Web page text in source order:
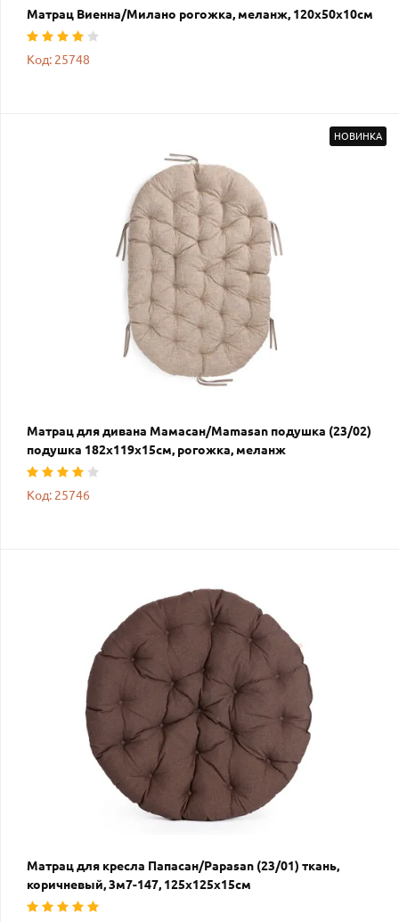
Матрац Виенна/Милано рогожка, меланж, 120х50х10см
Код: 25748
НОВИНКА
Матрац для дивана Мамасан/Mamasan подушка (23/02)
подушка 182х119х15см, рогожка, меланж
Код: 25746
Матрац для кресла Папасан/Papasan (23/01) ткань,
коричневый, 3м7-147, 125х125х15см